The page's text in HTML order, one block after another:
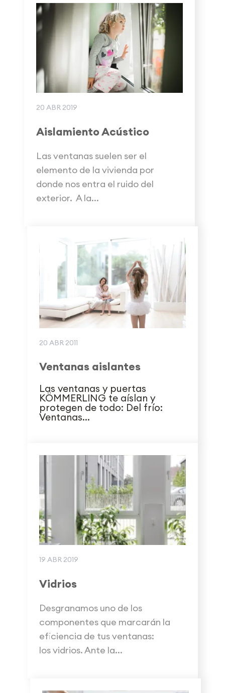
20 ABR 2019
Aislamiento Acústico
Las ventanas suelen ser el
elemento de la vivienda por
donde nos entra el ruido del
exterior. A la...
20 ABR 2011
Ventanas aislantes
Las ventanas y puertas
KÖMMERLING te aíslan y
protegen de todo: Del frío:
Ventanas...
19 ABR 2019
Vidrios
Desgranamos uno de los
componentes que marcarán la
eficiencia de tus ventanas:
los vidrios. Ante la...